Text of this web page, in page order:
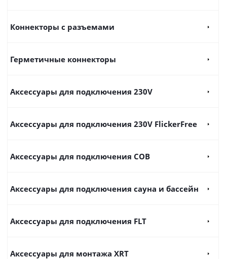
Коннекторы с разъемами
Герметичные коннекторы
Аксессуары для подключения 230V
Аксессуары для подключения 230V FlickerFree
Аксессуары для подключения COB
Аксессуары для подключения сауна и бассейн
Аксессуары для подключения FLT
Аксессуары для монтажа XRT